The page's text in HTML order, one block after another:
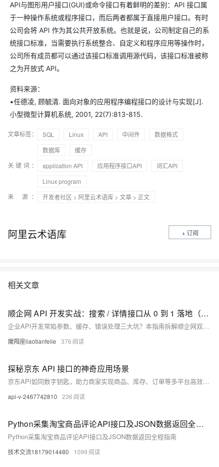
API与图形用户接口(GUI)或命令接口有着鲜明的差别：API 接口属
于一种操作系统或程序接口，而后两者都属于直接用户接口。有时
公司会将 API 作为其公共开放系统。也就是说，公司制定自己的系
统接口标准，当需要执行系统整合、自定义和程序应用等操作时，
公司所有成员都可以通过该接口标准调用源代码，该接口标准被称
之为开放式 API。
资料来源：
•任德凌, 顾毓清. 面向对象的应用程序编程接口的设计与实现[J].
小型微型计算机系统, 2001, 22(7):813-815.
文章标签： SQL Linux API 中间件
数据格式
数据库
缓存
关键词：
application API 应用程序接口API
词汇API
Linux program
来 源：
开发者社区 > 阿里云术语库 > 文章 > 正文
阿里云术语库 + 订阅
相关文章
顺企网 API 开发实战：搜索 / 详情接口从 0 到 1 落地（附 Elasticsearch 优化 + 错误速查）
企业API开发常陷参数、缓存、错误处理三大坑？本指南拆解顺企网双接口全流程，涵盖搜索优化、签名验证、限流应对，附可复用代码与错误速查表，助你2小时高效搞定开发，提升响应速度与稳定性。
魔羯座liaotianfeile 376
探秘京东 API 接口的神奇应用场景
京东API如同数字钥匙，助力商家实现商品、库存、订单等多平台高效同步，提升效率超80%。支持物流实时追踪，增强用户满意度；赋能精准营销与数据分析，决策准确率提升20%以上，全面优化电商运营。
api-v-2467742810 236
Python采集淘宝商品评论API接口及JSON数据返回全程指南
Python采集淘宝商品评论API接口及JSON数据返回全程指南
技术交流18179014480 1099